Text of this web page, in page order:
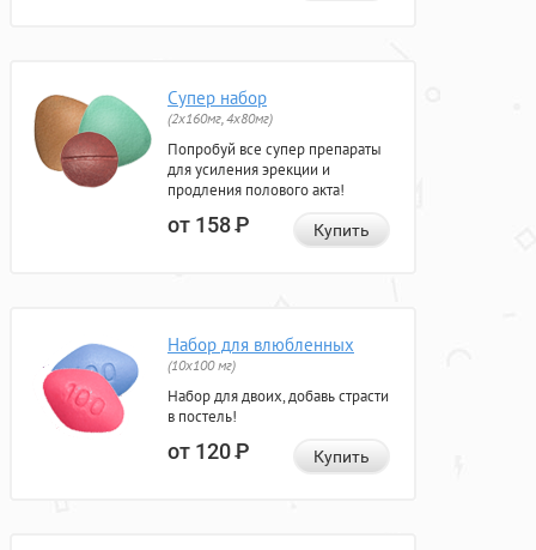
Супер набор
(2х160мг, 4х80мг)
Попробуй все супер препараты
для усиления эрекции и
продления полового акта!
от 158Р Купить
Набор для влюбленных
(10х100 мг)
Набор для двоих, добавь страсти
в постель!
от 120Р Купить